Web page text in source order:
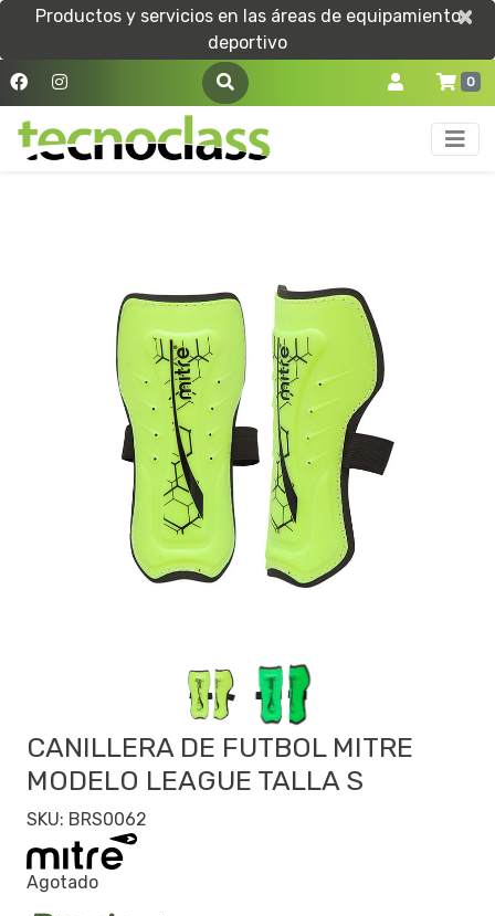
Productos y servicios en las áreas de equipamiento
deportivo
×
×
0
CANILLERA DE FUTBOL MITRE
MODELO LEAGUE TALLA S
SKU: BRS0062
Agotado